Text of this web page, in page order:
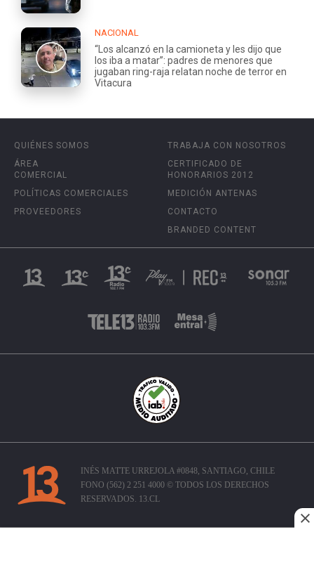
NACIONAL
“Los alcanzó en la camioneta y les dijo que
los iba a matar”: padres de menores que
jugaban ring-raja relatan noche de terror en
Vitacura
QUIÉNES SOMOS
ÁREA
COMERCIAL
POLÍTICAS COMERCIALES
PROVEEDORES
TRABAJA CON NOSOTROS
CERTIFICADO DE
HONORARIOS 2012
MEDICIÓN ANTENAS
CONTACTO
BRANDED CONTENT
INÉS MATTE URREJOLA #0848, SANTIAGO, CHILE
FONO (562) 2 251 4000 © TODOS LOS DERECHOS
RESERVADOS. 13.CL